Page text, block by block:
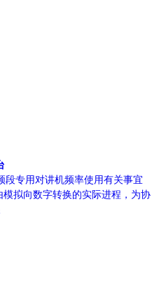
段专用对讲机频率使用有关事宜
拟向数字转换的实际进程，为协